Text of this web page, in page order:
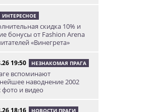
ИНТЕРЕСНОЕ
скидка 10% и
бонусы от Fashion Arena
«Винегрета»
19:50 НЕЗНАКОМАЯ ПРАГА
вспоминают
наводнение 2002
фото и видео
18:16 НОВОСТИ ПРАГИ